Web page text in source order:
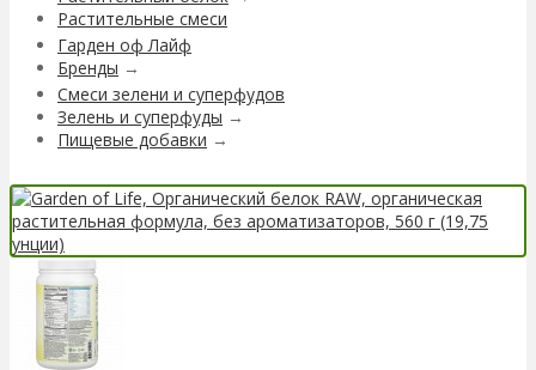
Растительные смеси
Гарден оф Лайф
Бренды →
Смеси зелени и суперфудов
Зелень и суперфуды →
Пищевые добавки →